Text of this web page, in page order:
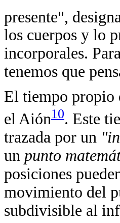
presente",
los cuerpos y lo
incorporales.
tenemos que
El tiempo propio
el Aión10. Este
trazada por un
un punto
posiciones
movimiento del
subdivisible al